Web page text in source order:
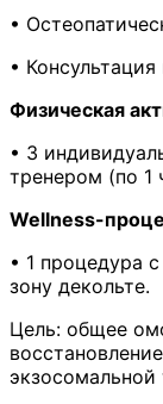
•
•
Физическая
• 3
тренером (по 1
Wellness-
• 1 процедура
зону декольте.
Цель: общее
экзосомальной